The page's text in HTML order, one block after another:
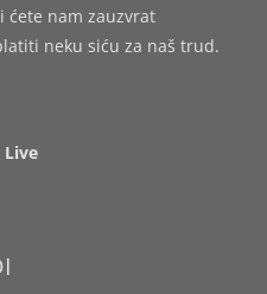
ćete nam zauzvrat
neku siću za naš trud.
Live